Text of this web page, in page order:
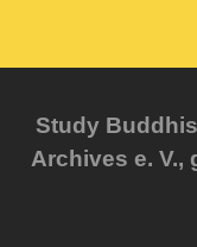
Study
Archives e. V.,